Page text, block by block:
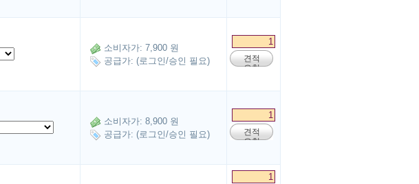
소비자가: 7,900 원
공급가: (로그인/승인 필요)
견적
요청
소비자가: 8,900 원
공급가: (로그인/승인 필요)
견적
요청